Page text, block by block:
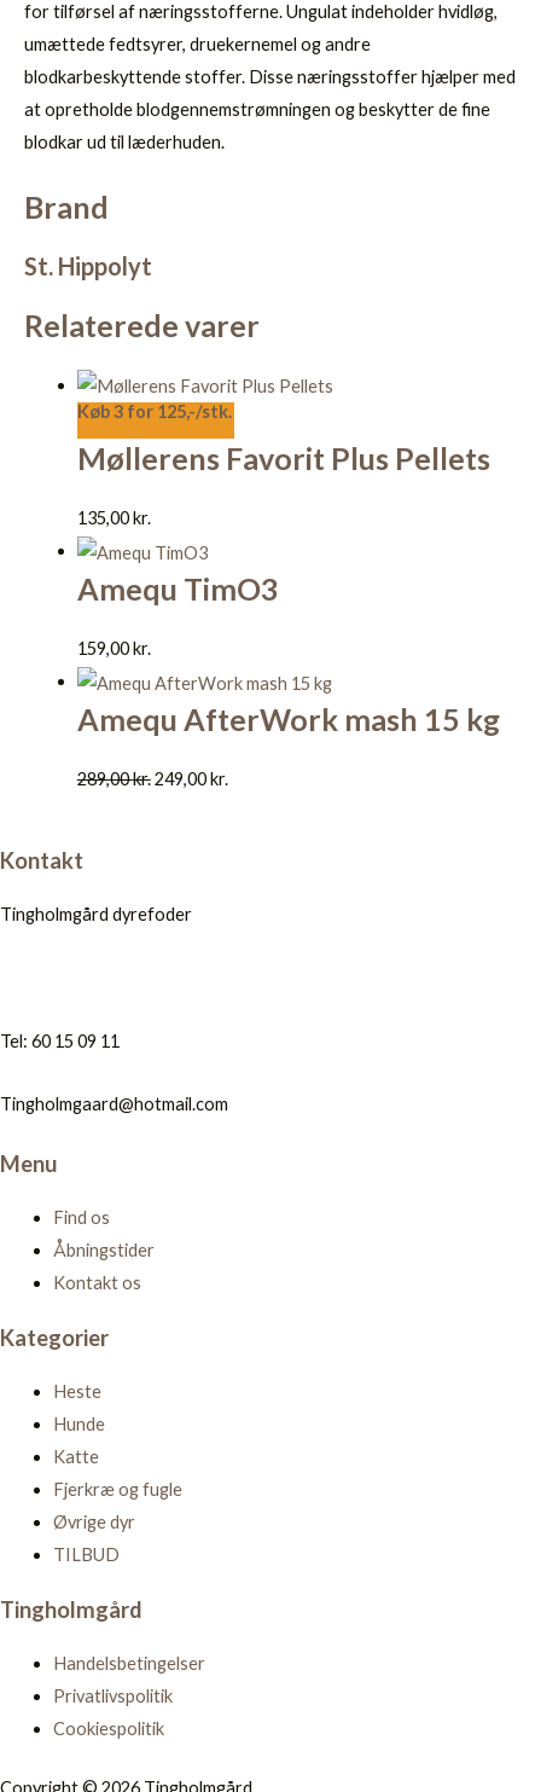
for tilførsel af næringsstofferne. Ungulat indeholder hvidløg,
umættede fedtsyrer, druekernemel og andre
blodkarbeskyttende stoffer. Disse næringsstoffer hjælper med
at opretholde blodgennemstrømningen og beskytter de fine
blodkar ud til læderhuden.
Brand
St. Hippolyt
Relaterede varer
Køb 3 for 125,-/stk.
Møllerens Favorit Plus Pellets
135,00kr.
Amequ TimO3
159,00kr.
Amequ AfterWork mash 15 kg
289,00kr.249,00kr.
Kontakt
Tingholmgård dyrefoder
Tel: 60 15 09 11
Tingholmgaard@hotmail.com
Menu
Find os
Åbningstider
Kontakt os
Kategorier
Heste
Hunde
Katte
Fjerkræ og fugle
Øvrige dyr
TILBUD
Tingholmgård
Handelsbetingelser
Privatlivspolitik
Cookiespolitik
Copyright © 2026 Tingholmgård